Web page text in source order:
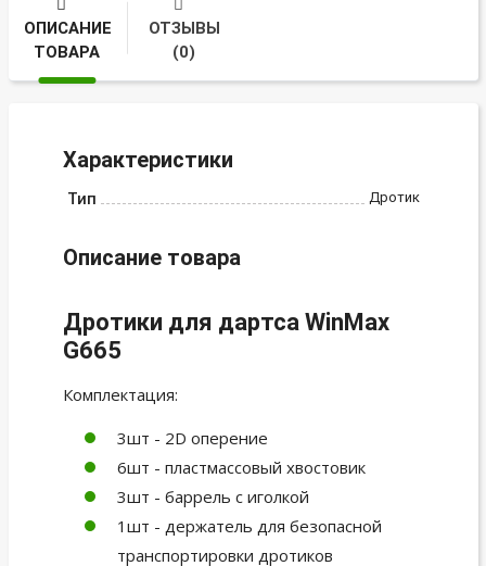
ОПИСАНИЕ
ТОВАРА
ОТЗЫВЫ
(0)
Характеристики
Тип Дротик
Описание товара
Дротики для дартса WinMax
G665
Комплектация:
3шт - 2D оперение
6шт - пластмассовый хвостовик
3шт - баррель с иголкой
1шт - держатель для безопасной
транспортировки дротиков